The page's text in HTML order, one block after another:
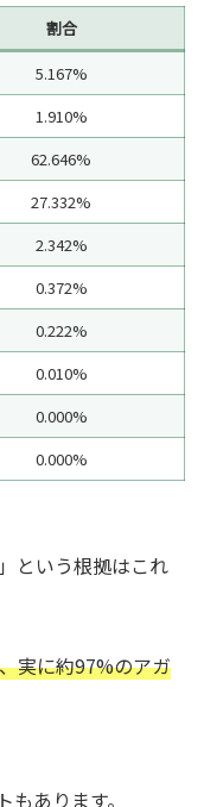
割合
5.167%
1.910%
62.646%
27.332%
2.342%
0.372%
0.222%
0.010%
0.000%
0.000%
という根拠はこれ
実に約97%のアガ
あります。